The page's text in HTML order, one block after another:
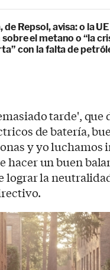
de Repsol, avisa: o la
el metano o “la
con la falta de
tarde', que
de batería,
y yo
hacer un buen
lograr la